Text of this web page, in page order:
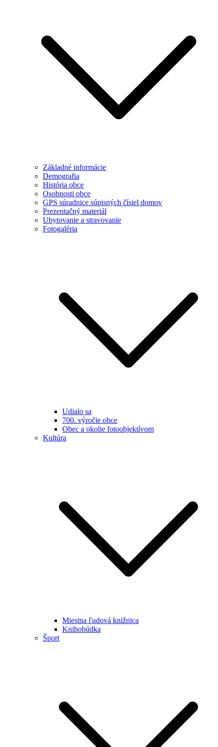
Základné informácie
Demografia
História obce
Osobnosti obce
GPS súradnice súpisných čísiel domov
Prezentačný materiál
Ubytovanie a stravovanie
Fotogaléria
Udialo sa
700. výročie obce
Obec a okolie fotoobjektívom
Kultúra
Miestna ľudová knižnica
Knihobúdka
Šport